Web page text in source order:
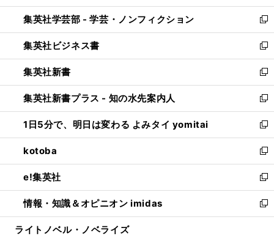
開
く
ウ
で
開
く
ン
ド
ウ
で
開
く
ウ
ィ
ン
ド
ウ
で
開
く
集英社学芸部 - 学芸・ノンフィクション
新
し
い
ウ
ィ
ン
ド
ウ
で
開
く
集英社ビジネス書
新
し
い
ウ
ィ
ン
ド
ウ
で
開
く
集英社新書
新
し
い
ウ
ィ
ン
ド
ウ
で
開
く
集英社新書プラス - 知の水先案内人
新
し
い
ウ
ィ
ン
ド
ウ
で
開
1日5分で、明日は変わる よみタイ yomitai
新
し
い
ウ
ィ
ン
ド
ウ
kotoba
新
し
い
ウ
ィ
ン
e!集英社
新
し
い
ウ
情報・知識＆オピニオン imidas
新
し
ライトノベル・ノベライズ